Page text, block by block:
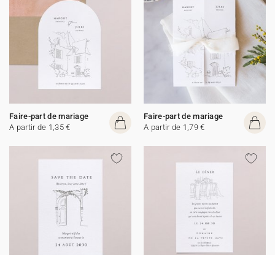
Faire-part de mariage
A partir de 1,35 €
Faire-part de mariage
A partir de 1,79 €